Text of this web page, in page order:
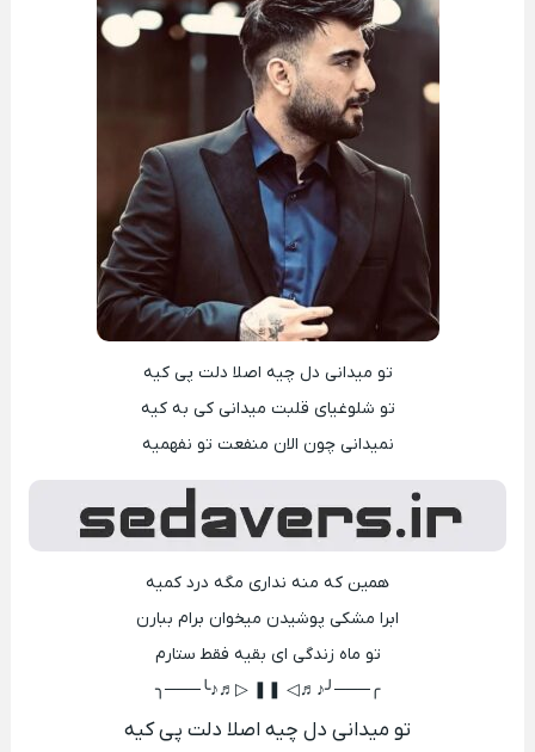
ﺗﻮ ﻣﻴﺪاﻧﻰ دل ﭼﻴﻪ اﺻﻠﺎ دﻟﺖ ﭘﻰ کیه
ﺗﻮ ﺷﻠﻮﻏﻴﺎی ﻗﻠﺒﺖ ﻣﻴﺪاﻧﻰ ﻛﻰ ﺑﻪ ﻛﻴﻪ
ﻧﻤﻴﺪاﻧﻰ ﭼﻮن اﻟﺎن ﻣﻨﻔﻌﺖ ﺗﻮ ﻧﻔﻬﻤﻴﻪ
ﻫﻤﻴﻦ ﻛﻪ ﻣﻨﻪ ﻧﺪاری ﻣﮕﻪ درد ﻛﻤﻴﻪ
اﺑﺮا ﻣﺸﻜﻰ ﭘﻮﺷﻴﺪن ﻣﻴﺨﻮان ﺑﺮام ﺑﺒﺎرن
ﺗﻮ ﻣﺎه زﻧﺪﮔﻰ ای ﺑﻘﻴﻪ ﻓﻘﻄ ﺳﺘﺎرم
╭───╯♪♬◁ ❚❚ ▷♬♪╰───╮
ﺗﻮ ﻣﻴﺪاﻧﻰ دل ﭼﻴﻪ اﺻﻠﺎ دﻟﺖ ﭘﻰ کیه